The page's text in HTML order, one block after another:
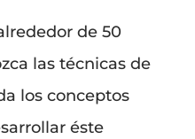
de 50
las técnicas de
los conceptos
éste